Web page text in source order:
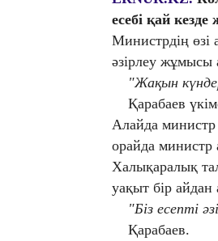
есебі қай
Министрдің
әзірлеу жұмысы
"Жақын
Қарабаев
Алайда министр
орайда министр
Халықаралық
уақыт бір айдан
"Біз есепті
Қарабаев.